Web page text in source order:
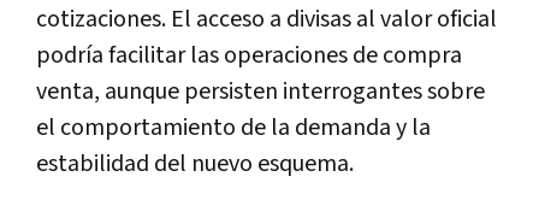
cotizaciones. El acceso a divisas al valor oficial
podría facilitar las operaciones de compra
venta, aunque persisten interrogantes sobre
el comportamiento de la demanda y la
estabilidad del nuevo esquema.